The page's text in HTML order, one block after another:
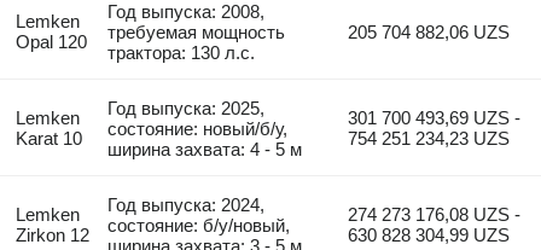
Lemken
Opal 120
Год выпуска: 2008,
требуемая мощность
трактора: 130 л.с.
205 704 882,06 UZS
Lemken
Karat 10
Год выпуска: 2025,
состояние: новый/б/у,
ширина захвата: 4 - 5 м
301 700 493,69 UZS -
754 251 234,23 UZS
Lemken
Zirkon 12
Год выпуска: 2024,
состояние: б/у/новый,
ширина захвата: 3 - 5 м
274 273 176,08 UZS -
630 828 304,99 UZS